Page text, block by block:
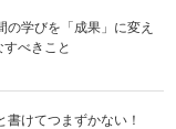
の学びを「成果」に変え
べきこと
書けてつまずかない！